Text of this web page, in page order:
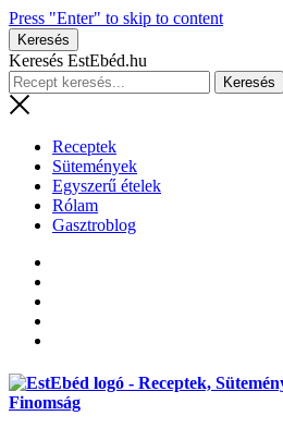
Press "Enter" to skip to content
Keresés
Keresés EstEbéd.hu
Receptek
Sütemények
Egyszerű ételek
Rólam
Gasztroblog